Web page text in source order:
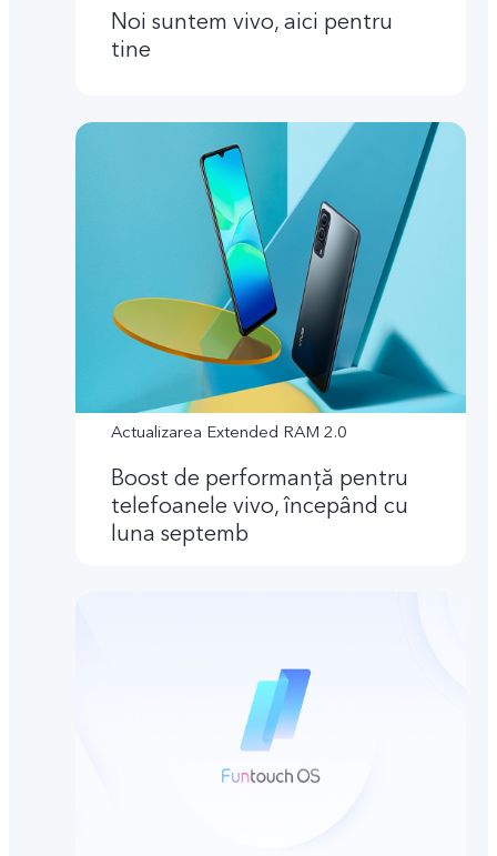
Noi suntem vivo, aici pentru
tine
Actualizarea Extended RAM 2.0
Boost de performanţă pentru
telefoanele vivo, începând cu
luna septemb